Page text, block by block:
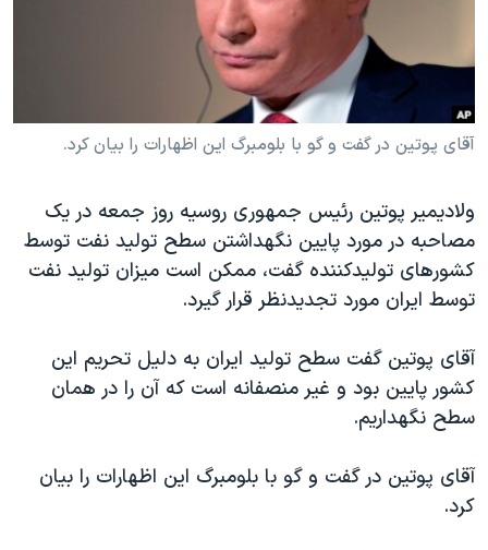
فرهنگ و زندگی
حقوق شهروندی
علم و فناوری
گالری عکس
آرشیو پخش زنده
انتخابات ریاست جمهوری آمریکا ۲۰۲۴
حمله جمهوری اسلامی به اسرائیل
رمز مهسا
اعتراضات زن، زندگی، آزادی
مجموعه مستندهای دادخواهی
تریبونال مردمی آبان ۹۸
چهل سال گروگان‌گیری
قانون شفافیت دارائی کادر رهبری ایران
اسرائیل در جنگ
آقای پوتین در گفت و گو با بلومبرگ این اظهارات را بیان کرد.
ولادیمیر پوتین رئیس جمهوری روسیه روز جمعه در یک
مصاحبه در مورد پایین نگهداشتن سطح تولید نفت توسط
کشورهای تولیدکننده گفت، ممکن است میزان تولید نفت
توسط ایران مورد تجدیدنظر قرار گیرد.
آقای پوتین گفت سطح تولید ایران به دلیل تحریم این
کشور پایین بود و غیر منصفانه است که آن را در همان
سطح نگهداریم.
آقای پوتین در گفت و گو با بلومبرگ این اظهارات را بیان
کرد.